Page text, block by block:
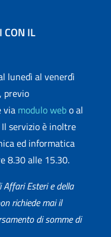
CON IL
lunedì al venerdì
previo
via modulo webo al
Il servizio è inoltre
ed informatica
8.30 alle 15.30.
Affari Esteri e della
richiede mai il
di somme di